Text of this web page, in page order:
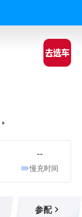
--
慢充时间
参配